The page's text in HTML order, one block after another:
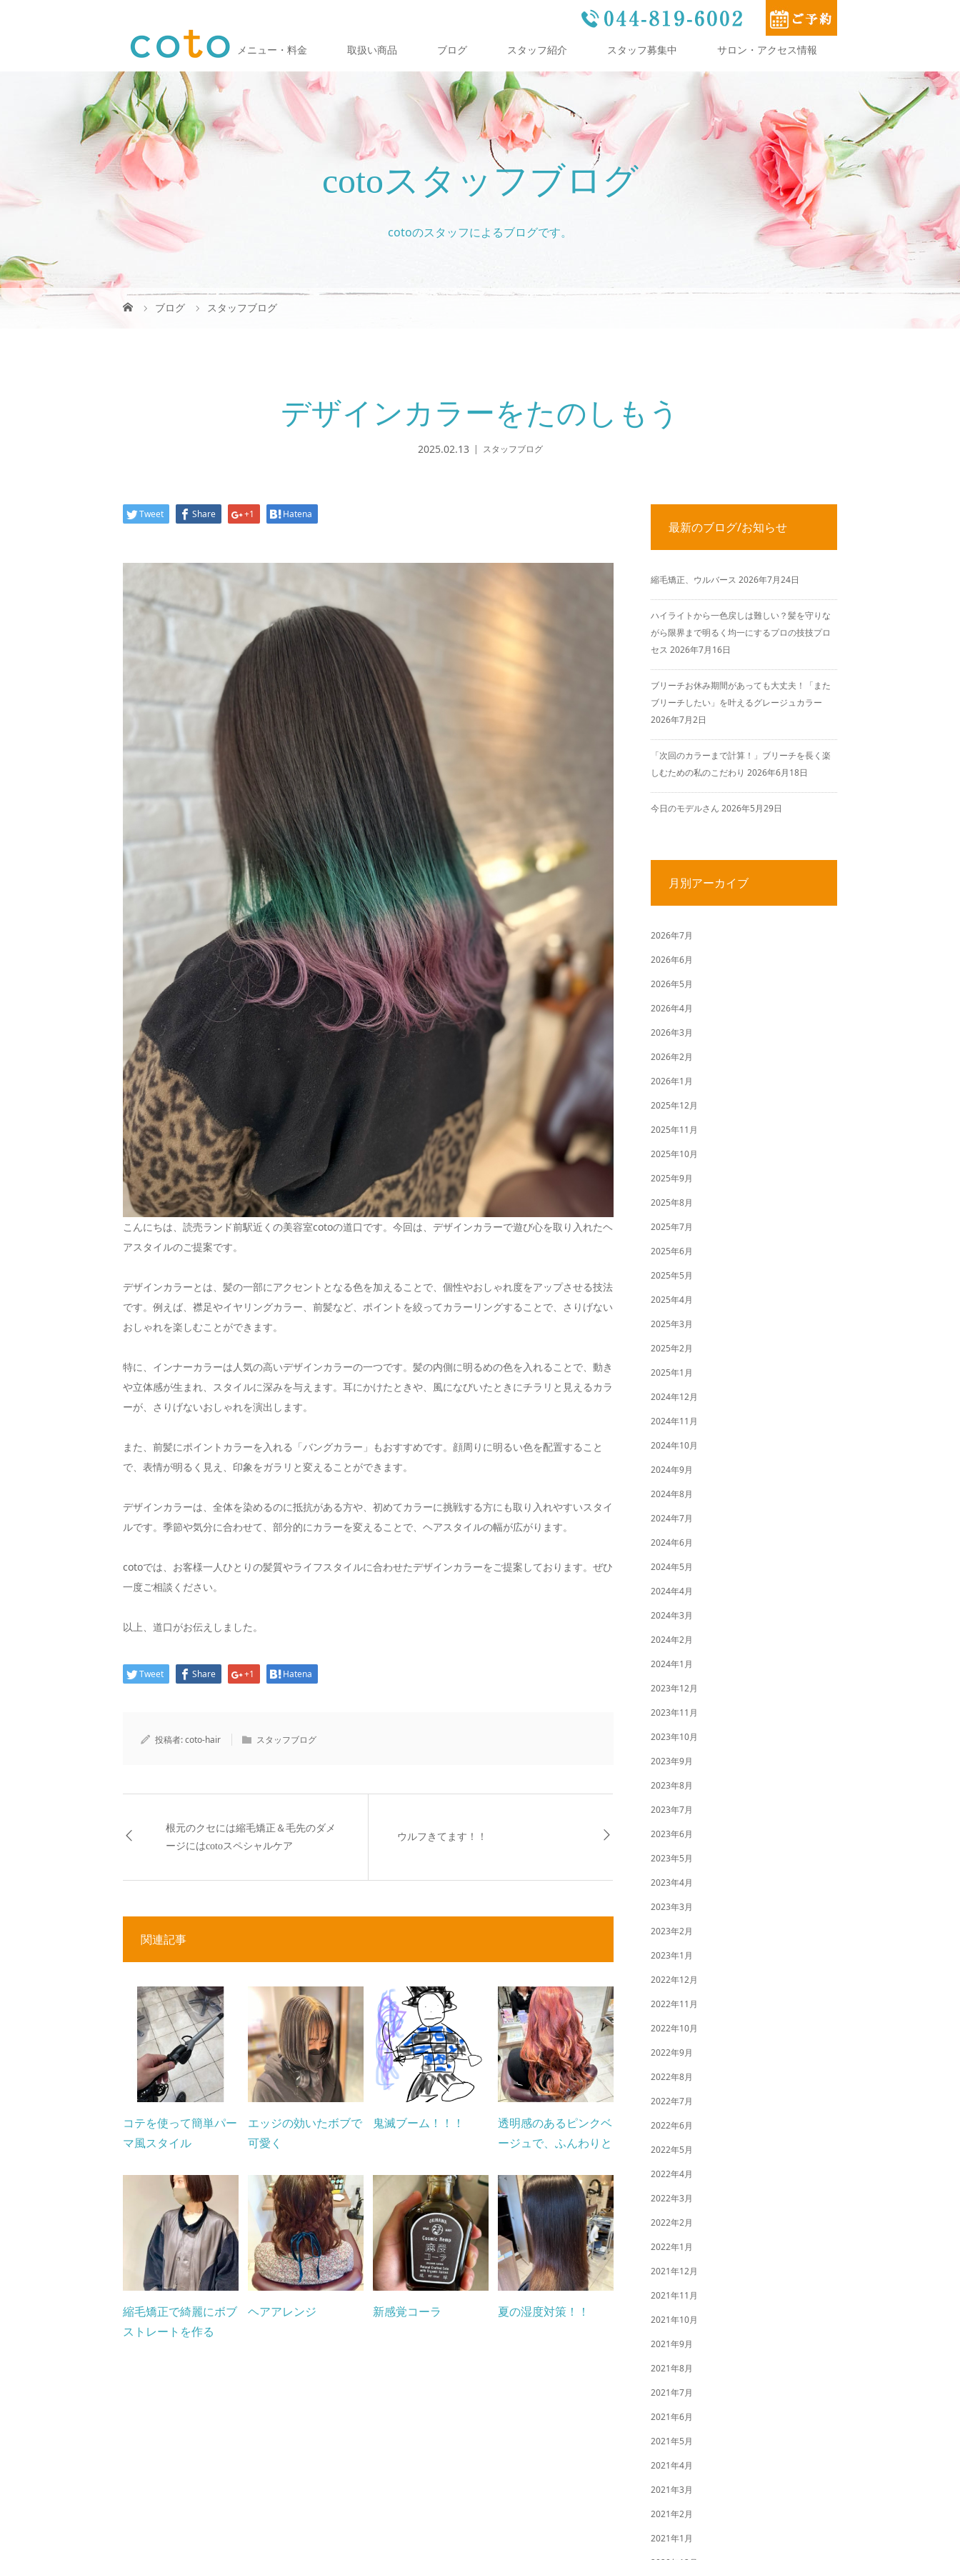
メニュー・料金 取扱い商品 ブログ スタッフ紹介 スタッフ募集中 サロン・アクセス情報
cotoスタッフブログ
cotoのスタッフによるブログです。
ブログ スタッフブログ
デザインカラーをたのしもう
2025.02.13 スタッフブログ
Tweet Share +1 Hatena
こんにちは、読売ランド前駅近くの美容室cotoの道口です。今回は、デザインカラーで遊び心を取り入れたヘ
アスタイルのご提案です。
デザインカラーとは、髪の一部にアクセントとなる色を加えることで、個性やおしゃれ度をアップさせる技法
です。例えば、襟足やイヤリングカラー、前髪など、ポイントを絞ってカラーリングすることで、さりげない
おしゃれを楽しむことができます。
特に、インナーカラーは人気の高いデザインカラーの一つです。髪の内側に明るめの色を入れることで、動き
や立体感が生まれ、スタイルに深みを与えます。耳にかけたときや、風になびいたときにチラリと見えるカラ
ーが、さりげないおしゃれを演出します。
また、前髪にポイントカラーを入れる「バングカラー」もおすすめです。顔周りに明るい色を配置すること
で、表情が明るく見え、印象をガラリと変えることができます。
デザインカラーは、全体を染めるのに抵抗がある方や、初めてカラーに挑戦する方にも取り入れやすいスタイ
ルです。季節や気分に合わせて、部分的にカラーを変えることで、ヘアスタイルの幅が広がります。
cotoでは、お客様一人ひとりの髪質やライフスタイルに合わせたデザインカラーをご提案しております。ぜひ
一度ご相談ください。
以上、道口がお伝えしました。
Tweet Share +1 Hatena
投稿者:coto-hair スタッフブログ
根元のクセには縮毛矯正＆毛先のダメ
ージにはcotoスペシャルケア
ウルフきてます！！
関連記事
コテを使って簡単パー
マ風スタイル
エッジの効いたボブで
可愛く
鬼滅ブーム！！！
透明感のあるピンクベ
ージュで、ふんわりと
縮毛矯正で綺麗にボブ
ストレートを作る
ヘアアレンジ 新感覚コーラ 夏の湿度対策！！
最新のブログ/お知らせ
縮毛矯正、ウルバース 2026年7月24日
ハイライトから一色戻しは難しい？髪を守りな
がら限界まで明るく均一にするプロの技技プロ
セス 2026年7月16日
ブリーチお休み期間があっても大丈夫！「また
ブリーチしたい」を叶えるグレージュカラー
2026年7月2日
「次回のカラーまで計算！」ブリーチを長く楽
しむための私のこだわり 2026年6月18日
今日のモデルさん 2026年5月29日
月別アーカイブ
2026年7月
2026年6月
2026年5月
2026年4月
2026年3月
2026年2月
2026年1月
2025年12月
2025年11月
2025年10月
2025年9月
2025年8月
2025年7月
2025年6月
2025年5月
2025年4月
2025年3月
2025年2月
2025年1月
2024年12月
2024年11月
2024年10月
2024年9月
2024年8月
2024年7月
2024年6月
2024年5月
2024年4月
2024年3月
2024年2月
2024年1月
2023年12月
2023年11月
2023年10月
2023年9月
2023年8月
2023年7月
2023年6月
2023年5月
2023年4月
2023年3月
2023年2月
2023年1月
2022年12月
2022年11月
2022年10月
2022年9月
2022年8月
2022年7月
2022年6月
2022年5月
2022年4月
2022年3月
2022年2月
2022年1月
2021年12月
2021年11月
2021年10月
2021年9月
2021年8月
2021年7月
2021年6月
2021年5月
2021年4月
2021年3月
2021年2月
2021年1月